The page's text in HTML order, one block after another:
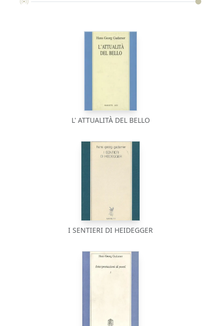
L' ATTUALITÀ DEL BELLO
I SENTIERI DI HEIDEGGER